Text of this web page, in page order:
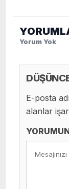
Yorum Yok
E-posta
alanlar